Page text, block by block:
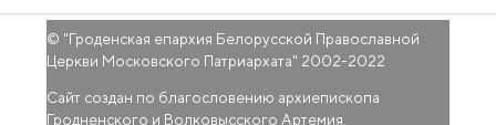
© "Гроденская епархия Белорусской Православной
Церкви Московского Патриархата" 2002-2022
Сайт создан по благословению архиепископа
Гродненского и Волковысского Артемия.